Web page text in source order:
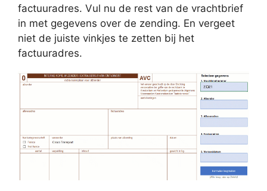
factuuradres. Vul nu de rest van de vrachtbrief
in met gegevens over de zending. En vergeet
niet de juiste vinkjes te zetten bij het
factuuradres.